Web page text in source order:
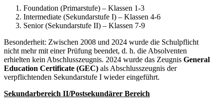
Foundation (Primarstufe) – Klassen 1-3
Intermediate (Sekundarstufe I) – Klassen 4-6
Senior (Sekundarstufe II) – Klassen 7-9
Besonderheit: Zwischen 2008 und 2024 wurde die Schulpflicht
nicht mehr mit einer Prüfung beendet, d. h. die Absolventen
erhielten kein Abschlusszeugnis. 2024 wurde das Zeugnis General
Education Certificate (GEC) als Abschlusszeugnis der
verpflichtenden Sekundarstufe I wieder eingeführt.
Sekundarbereich II/Postsekundärer Bereich